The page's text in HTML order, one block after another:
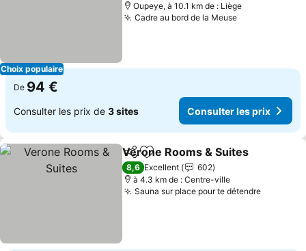
Choix populaire
Oupeye, à 10.1 km de : Liège
Cadre au bord de la Meuse
De 94 €
Consulter les prix de 3 sites Consulter les prix
PartagerAjouter à mes favoris
Verone Rooms & Suites
8,6 Excellent
602
à 4.3 km de : Centre-ville
Sauna sur place pour te détendre